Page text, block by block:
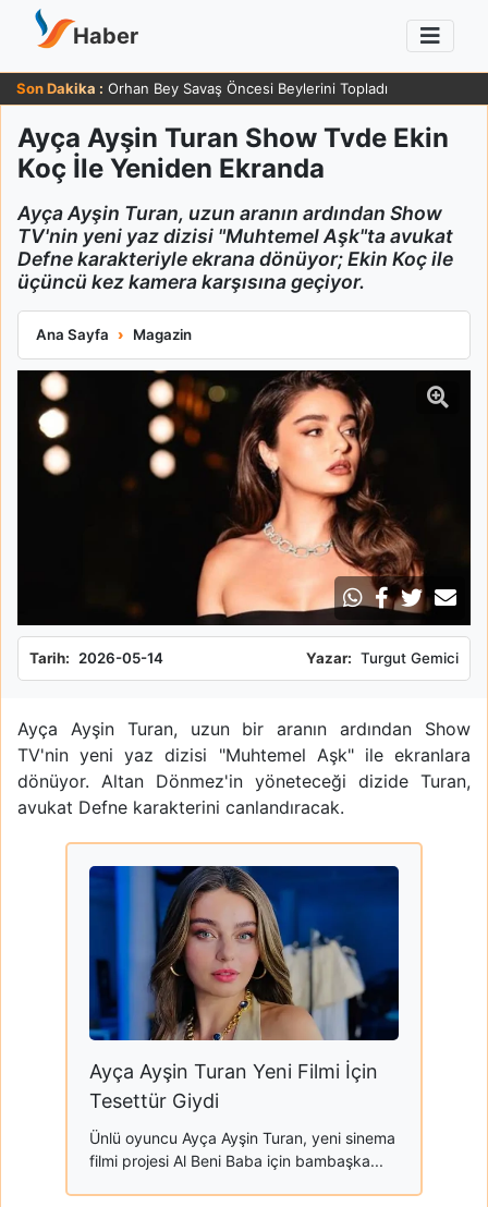
Haber
Son Dakika : Orhan Bey Savaş Öncesi Beylerini Topladı
Ayça Ayşin Turan Show Tvde Ekin
Koç İle Yeniden Ekranda
Ayça Ayşin Turan, uzun aranın ardından Show
TV'nin yeni yaz dizisi "Muhtemel Aşk"ta avukat
Defne karakteriyle ekrana dönüyor; Ekin Koç ile
üçüncü kez kamera karşısına geçiyor.
Ana Sayfa Magazin
Ayça Ayşin Turan Show Tvde Ekin Koç İle Yeniden Ekranda
Tarih: 2026-05-14 Yazar: Turgut Gemici
Ayça Ayşin Turan, uzun bir aranın ardından Show
TV'nin yeni yaz dizisi "Muhtemel Aşk" ile ekranlara
dönüyor. Altan Dönmez'in yöneteceği dizide Turan,
avukat Defne karakterini canlandıracak.
Ayça Ayşin Turan Yeni Filmi İçin
Tesettür Giydi
Ünlü oyuncu Ayça Ayşin Turan, yeni sinema
filmi projesi Al Beni Baba için bambaşka...